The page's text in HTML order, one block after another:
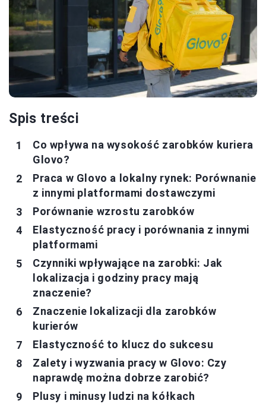
Spis treści
Co wpływa na wysokość zarobków kuriera
Glovo?
Praca w Glovo a lokalny rynek: Porównanie
z innymi platformami dostawczymi
Porównanie wzrostu zarobków
Elastyczność pracy i porównania z innymi
platformami
Czynniki wpływające na zarobki: Jak
lokalizacja i godziny pracy mają
znaczenie?
Znaczenie lokalizacji dla zarobków
kurierów
Elastyczność to klucz do sukcesu
Zalety i wyzwania pracy w Glovo: Czy
naprawdę można dobrze zarobić?
Plusy i minusy ludzi na kółkach